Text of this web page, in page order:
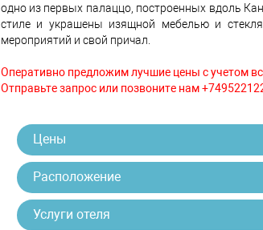
одно из первых палаццо, построенных вдоль
стиле и украшены изящной мебелью и
мероприятий и свой причал.
Оперативно предложим лучшие цены с учетом
Отправьте запрос или позвоните нам
Цены
Расположение
Услуги отеля